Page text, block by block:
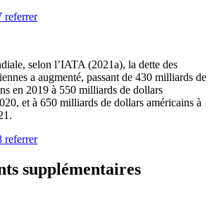
referrer
selon l’IATA (2021a), la dette des
a augmenté, passant de 430 milliards de
en 2019 à 550 milliards de dollars
et à 650 milliards de dollars américains à
referrer
supplémentaires